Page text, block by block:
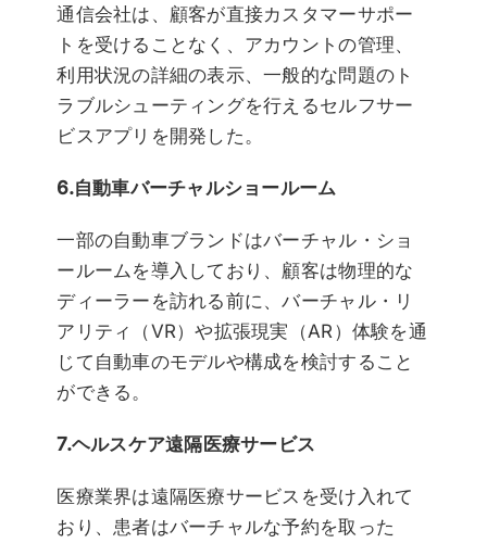
通信会社は、顧客が直接カスタマーサポー
トを受けることなく、アカウントの管理、
利用状況の詳細の表示、一般的な問題のト
ラブルシューティングを行えるセルフサー
ビスアプリを開発した。
6.自動車バーチャルショールーム
一部の自動車ブランドはバーチャル・ショ
ールームを導入しており、顧客は物理的な
ディーラーを訪れる前に、バーチャル・リ
アリティ（VR）や拡張現実（AR）体験を通
じて自動車のモデルや構成を検討すること
ができる。
7.ヘルスケア遠隔医療サービス
医療業界は遠隔医療サービスを受け入れて
おり、患者はバーチャルな予約を取った